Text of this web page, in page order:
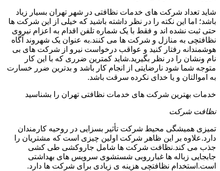
شاید تعداد شرکت های خدمات نظافتی در شهر تهران بسیار زیاد
باشد؛ اما این نکته را در نظر داشته باشید که خیلی از این شرکت ها
حتی ثبت نشده اند و فقط با یک شماره تلفن اقدام به اعزام نیروی
نظافتچی به منازل و شرکت ها می کنند.به عنوان یک شهروند آگاه
هوشمندانه رفتار کنید و عواقب درخواست نیرو از شرکت های بی
نام ونشان را در نظر بگیرید.شاید کمترین ضرری که با این کار
متوجه شما شود نارضایتی از انجام کار باشد و بدترین ضرر خسارت
به اموالتان و یا خدای نکرده سرقت باشد.
خدمات بهترین شرکت های خدمات نظافتی تهران را بشناسید
نظافت شرکت
تمیزی همیشگی محیط شرکت تأثیر بسزایی در روحیه کارمندان
دارد.علاوه بر این ظاهر شرکت اولین چیزی است که مشتریان را
جذب می کند.نظافت شرکت ها شامل جاروکشی طی کشی
جابجایی زباله ها غبارروبی شستشوی سرویس های بهداشتی
است.استخدام نظافتچی هزینه ی زیادی برای شرکت ها دارد.